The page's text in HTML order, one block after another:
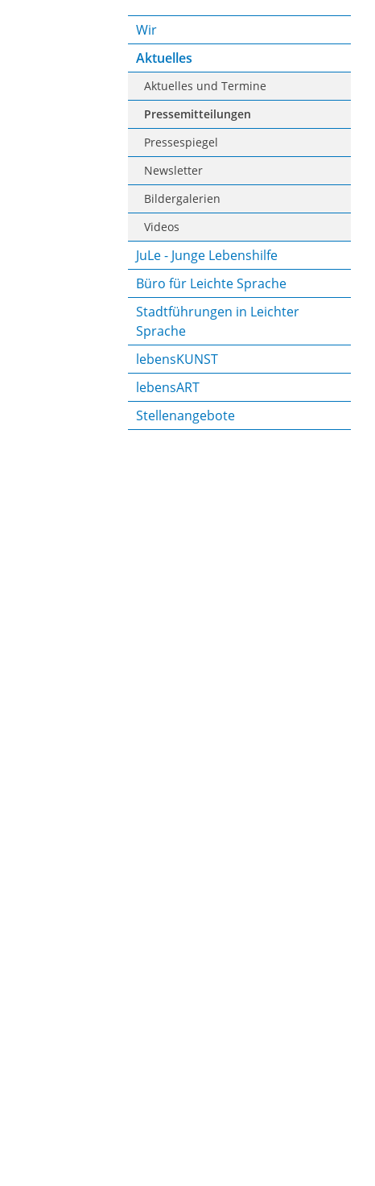
Wir
Aktuelles
Aktuelles und Termine
Pressemitteilungen
Pressespiegel
Newsletter
Bildergalerien
Videos
JuLe - Junge Lebenshilfe
Büro für Leichte Sprache
Stadtführungen in Leichter
Sprache
lebensKUNST
lebensART
Stellenangebote